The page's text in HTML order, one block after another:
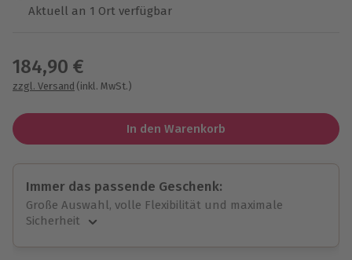
Aktuell an 1 Ort verfügbar
184,90 €
zzgl. Versand (inkl. MwSt.)
In den Warenkorb
Immer das passende Geschenk:
Große Auswahl, volle Flexibilität und maximale
Sicherheit